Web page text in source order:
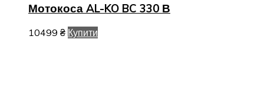
Мотокоса AL-KO BC 330 В
10499 ₴ Купити